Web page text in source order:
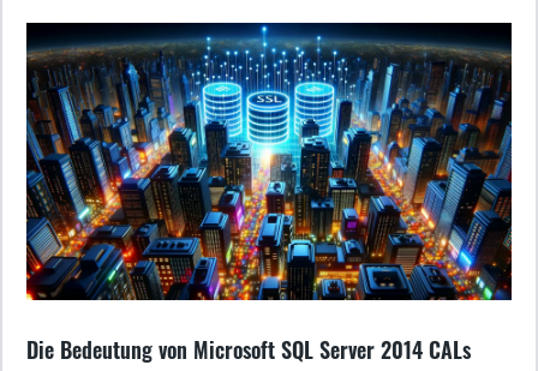
Die Bedeutung von Microsoft SQL Server 2014 CALs